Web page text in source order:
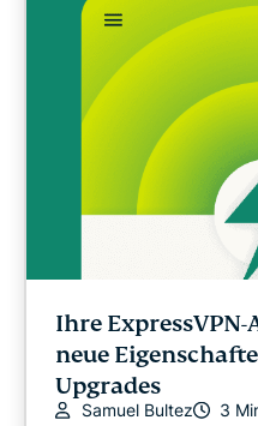
Ihre
neue
Upgrades
Samuel Bultez 3